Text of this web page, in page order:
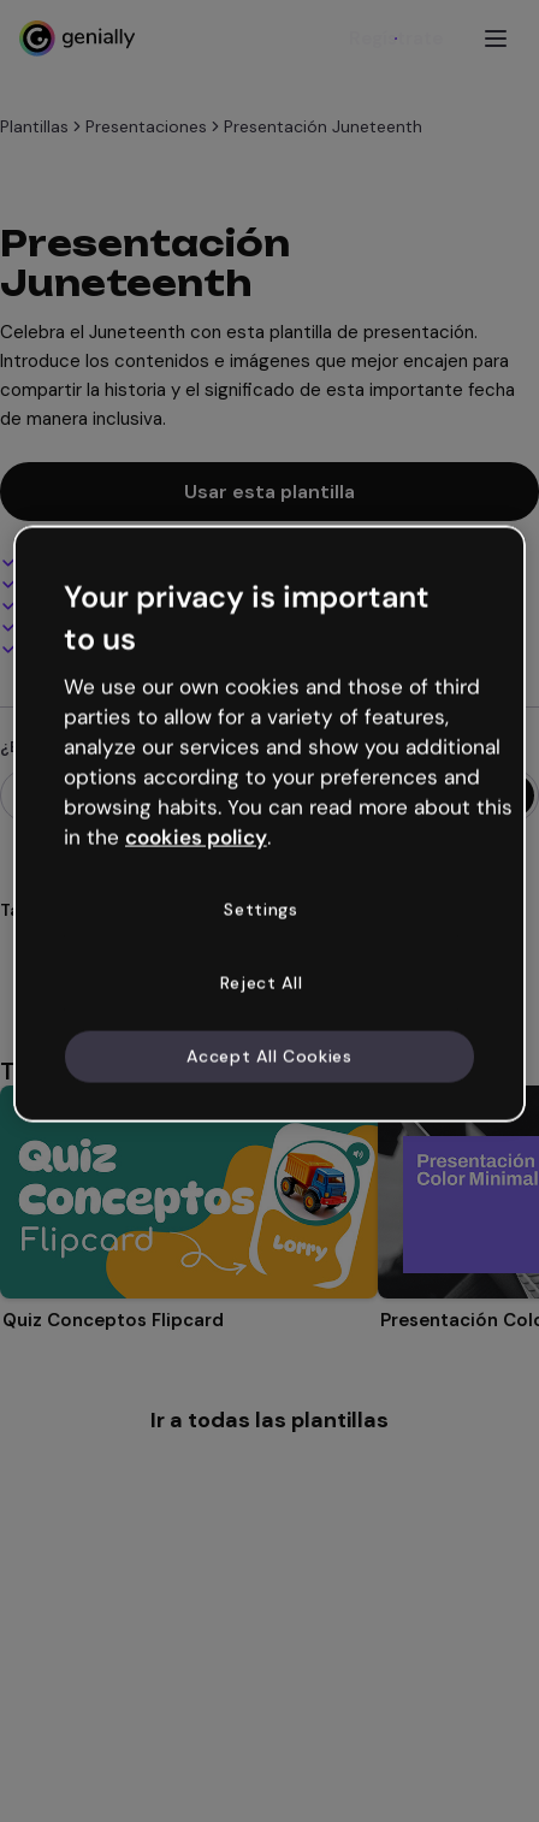
Regístrate
Plantillas Presentaciones Presentación Juneteenth
Presentación
Juneteenth
Celebra el Juneteenth con esta plantilla de presentación.
Introduce los contenidos e imágenes que mejor encajen para
compartir la historia y el significado de esta importante fecha
de manera inclusiva.
Usar esta plantilla
100% personalizable
Añade audio, vídeo y multimedia
Presenta, comparte o publica online
Descarga en PDF, MP4 y otros formatos
¿Buscas algo diferente?
Tags
También te puede gustar
Quiz Conceptos Flipcard Presentación
Ir a todas las plantillas
Your privacy is important
to us
We use our own cookies and those of third
parties to allow for a variety of features,
analyze our services and show you additional
options according to your preferences and
browsing habits. You can read more about this
in the cookies policy.
Settings
Reject All
Accept All Cookies